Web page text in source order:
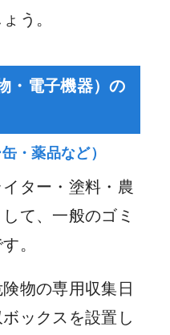
う。
・電子機器）の
・薬品など）
ター・塗料・農
て、一般のゴミ
。
物の専用収集日
ックスを設置し